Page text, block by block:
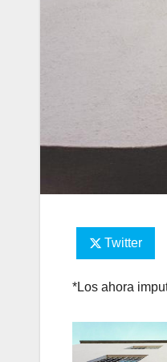
Twitter
*Los ahora